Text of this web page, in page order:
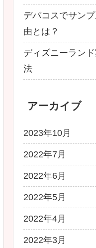
デパコスでサン
由とは？
ディズニーラン
法
アーカイブ
2023年10月
2022年7月
2022年6月
2022年5月
2022年4月
2022年3月